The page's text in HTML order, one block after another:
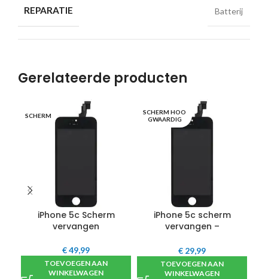
REPARATIE Batterij
Gerelateerde producten
SCHERM
iPhone 5c Scherm
vervangen
€49,99
TOEVOEGEN AAN
WINKELWAGEN
SCHERM HOO
GWAARDIG
iPhone 5c scherm
vervangen –
€ 29,99
TOEVOEGEN AAN
WINKELWAGEN